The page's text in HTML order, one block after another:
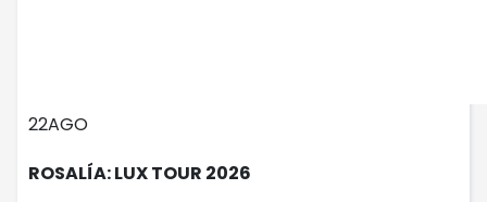
22AGO
ROSALÍA: LUX TOUR 2026